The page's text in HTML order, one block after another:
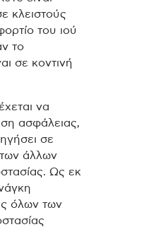
κλειστούς
του ιού
το
σε κοντινή
να
ασφάλειας,
σε
άλλων
Ως εκ
όλων των